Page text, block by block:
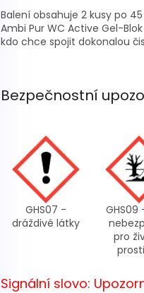
Balení obsahuje 2 kusy po
Ambi Pur WC Active Gel-
kdo chce spojit dokonalou
Bezpečnostní
GHS07 -
dráždivé látky
GHS09
pro
Signální slovo: